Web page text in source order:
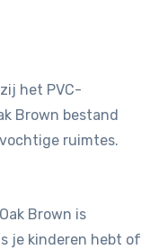
het PVC-
Brown bestand
ruimtes.
Brown is
je kinderen hebt of